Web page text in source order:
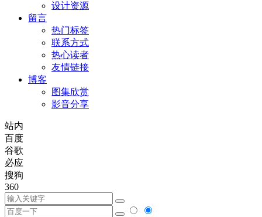
设计资源
留言
热门标签
联系方式
热心读者
友情链接
博客
图集欣赏
影音分享
站内
百度
谷歌
必应
搜狗
360